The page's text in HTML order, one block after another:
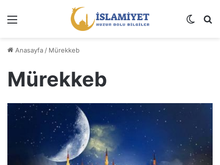
Dış
Anasayfa / Mürekkeb
Mürekkeb